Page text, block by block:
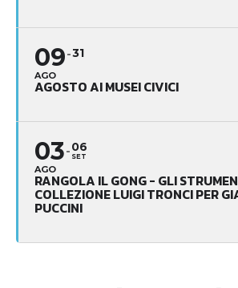
09
AGO
31
AGOSTO AI MUSEI CIVICI
03
AGO
06
SET
RANGOLA IL GONG - GLI
COLLEZIONE LUIGI TRONCI PER
PUCCINI